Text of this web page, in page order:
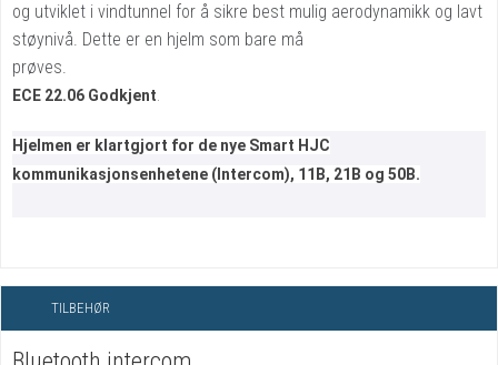
og utviklet i vindtunnel for å sikre best mulig aerodynamikk og lavt
støynivå. Dette er en hjelm som bare må
prøves.
ECE 22.06 Godkjent
Hjelmen er klartgjort for de nye Smart HJC
kommunikasjonsenhetene (Intercom), 11B, 21B og 50B.
TILBEHØR